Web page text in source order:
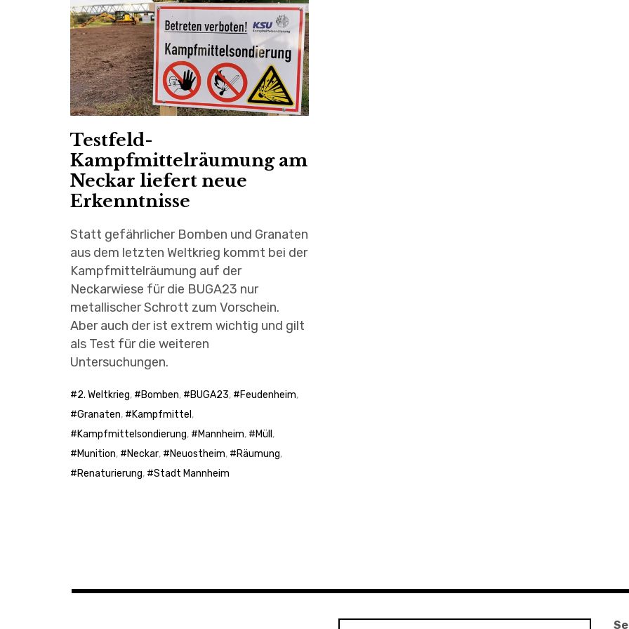
Testfeld-
Kampfmittelräumung am
Neckar liefert neue
Erkenntnisse
Statt gefährlicher Bomben und Granaten
aus dem letzten Weltkrieg kommt bei der
Kampfmittelräumung auf der
Neckarwiese für die BUGA23 nur
metallischer Schrott zum Vorschein.
Aber auch der ist extrem wichtig und gilt
als Test für die weiteren
Untersuchungen.
2. Weltkrieg, Bomben, BUGA23, Feudenheim,
Granaten, Kampfmittel ,
Kampfmittelsondierung, Mannheim, Müll ,
Munition, Neckar, Neuostheim, Räumung,
Renaturierung, Stadt Mannheim